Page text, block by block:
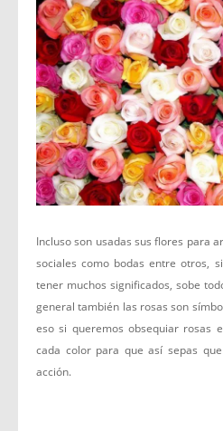
Incluso son usadas sus flores para
sociales como bodas entre otros,
tener muchos significados, sobe
general también las rosas son
eso si queremos obsequiar rosas
cada color para que así sepas
acción.